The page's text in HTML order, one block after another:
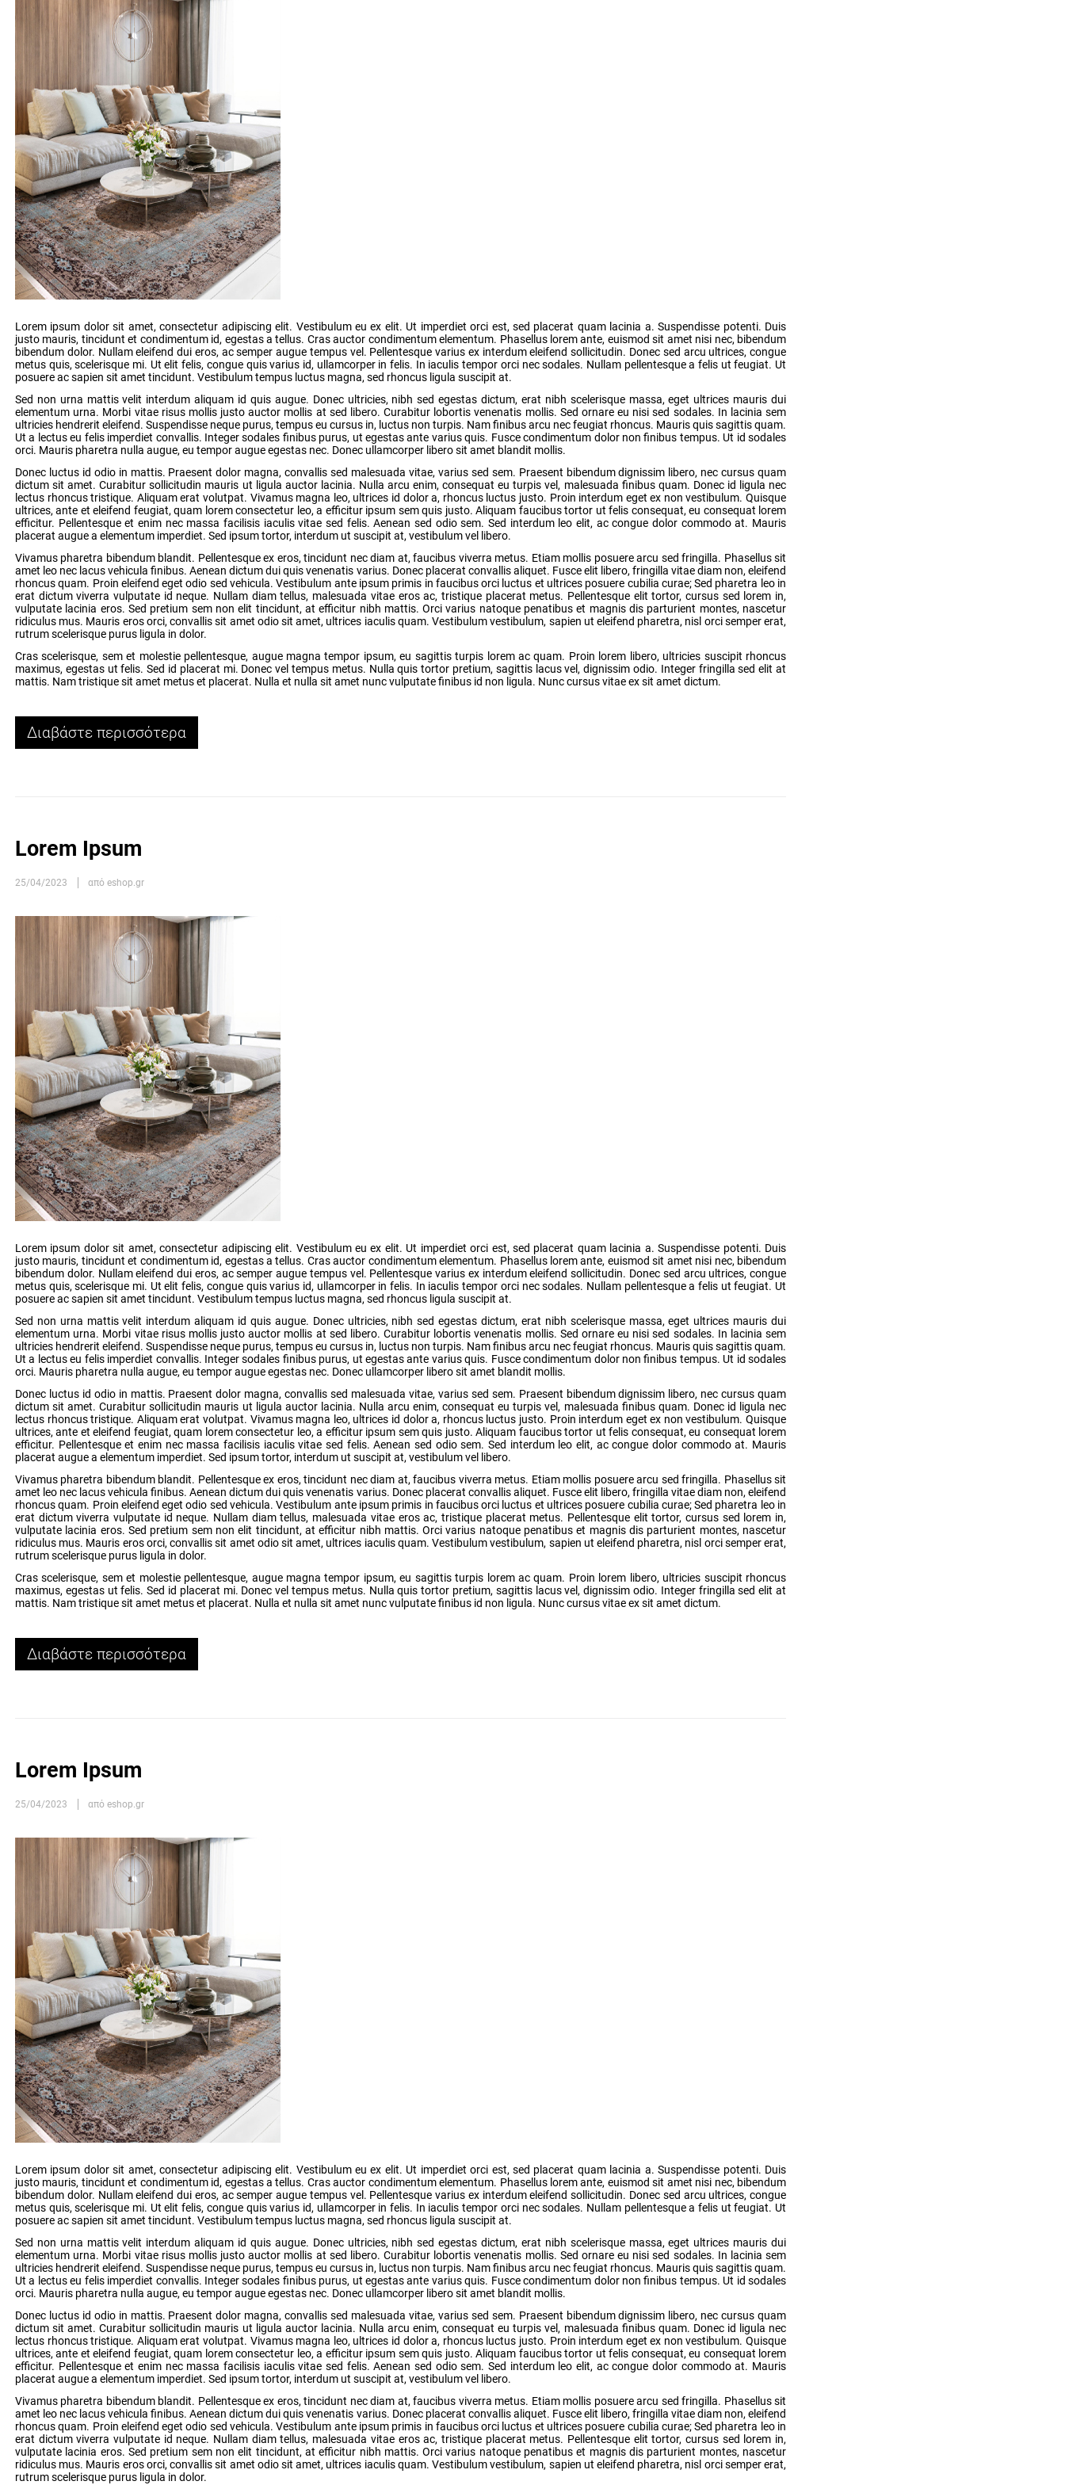
Lorem ipsum dolor sit amet, consectetur adipiscing elit. Vestibulum eu ex elit. Ut imperdiet orci est, sed placerat quam lacinia a. Suspendisse potenti. Duis
justo mauris, tincidunt et condimentum id, egestas a tellus. Cras auctor condimentum elementum. Phasellus lorem ante, euismod sit amet nisi nec, bibendum
bibendum dolor. Nullam eleifend dui eros, ac semper augue tempus vel. Pellentesque varius ex interdum eleifend sollicitudin. Donec sed arcu ultrices, congue
metus quis, scelerisque mi. Ut elit felis, congue quis varius id, ullamcorper in felis. In iaculis tempor orci nec sodales. Nullam pellentesque a felis ut feugiat. Ut
posuere ac sapien sit amet tincidunt. Vestibulum tempus luctus magna, sed rhoncus ligula suscipit at.
Sed non urna mattis velit interdum aliquam id quis augue. Donec ultricies, nibh sed egestas dictum, erat nibh scelerisque massa, eget ultrices mauris dui
elementum urna. Morbi vitae risus mollis justo auctor mollis at sed libero. Curabitur lobortis venenatis mollis. Sed ornare eu nisi sed sodales. In lacinia sem
ultricies hendrerit eleifend. Suspendisse neque purus, tempus eu cursus in, luctus non turpis. Nam finibus arcu nec feugiat rhoncus. Mauris quis sagittis quam.
Ut a lectus eu felis imperdiet convallis. Integer sodales finibus purus, ut egestas ante varius quis. Fusce condimentum dolor non finibus tempus. Ut id sodales
orci. Mauris pharetra nulla augue, eu tempor augue egestas nec. Donec ullamcorper libero sit amet blandit mollis.
Donec luctus id odio in mattis. Praesent dolor magna, convallis sed malesuada vitae, varius sed sem. Praesent bibendum dignissim libero, nec cursus quam
dictum sit amet. Curabitur sollicitudin mauris ut ligula auctor lacinia. Nulla arcu enim, consequat eu turpis vel, malesuada finibus quam. Donec id ligula nec
lectus rhoncus tristique. Aliquam erat volutpat. Vivamus magna leo, ultrices id dolor a, rhoncus luctus justo. Proin interdum eget ex non vestibulum. Quisque
ultrices, ante et eleifend feugiat, quam lorem consectetur leo, a efficitur ipsum sem quis justo. Aliquam faucibus tortor ut felis consequat, eu consequat lorem
efficitur. Pellentesque et enim nec massa facilisis iaculis vitae sed felis. Aenean sed odio sem. Sed interdum leo elit, ac congue dolor commodo at. Mauris
placerat augue a elementum imperdiet. Sed ipsum tortor, interdum ut suscipit at, vestibulum vel libero.
Vivamus pharetra bibendum blandit. Pellentesque ex eros, tincidunt nec diam at, faucibus viverra metus. Etiam mollis posuere arcu sed fringilla. Phasellus sit
amet leo nec lacus vehicula finibus. Aenean dictum dui quis venenatis varius. Donec placerat convallis aliquet. Fusce elit libero, fringilla vitae diam non, eleifend
rhoncus quam. Proin eleifend eget odio sed vehicula. Vestibulum ante ipsum primis in faucibus orci luctus et ultrices posuere cubilia curae; Sed pharetra leo in
erat dictum viverra vulputate id neque. Nullam diam tellus, malesuada vitae eros ac, tristique placerat metus. Pellentesque elit tortor, cursus sed lorem in,
vulputate lacinia eros. Sed pretium sem non elit tincidunt, at efficitur nibh mattis. Orci varius natoque penatibus et magnis dis parturient montes, nascetur
ridiculus mus. Mauris eros orci, convallis sit amet odio sit amet, ultrices iaculis quam. Vestibulum vestibulum, sapien ut eleifend pharetra, nisl orci semper erat,
rutrum scelerisque purus ligula in dolor.
Cras scelerisque, sem et molestie pellentesque, augue magna tempor ipsum, eu sagittis turpis lorem ac quam. Proin lorem libero, ultricies suscipit rhoncus
maximus, egestas ut felis. Sed id placerat mi. Donec vel tempus metus. Nulla quis tortor pretium, sagittis lacus vel, dignissim odio. Integer fringilla sed elit at
mattis. Nam tristique sit amet metus et placerat. Nulla et nulla sit amet nunc vulputate finibus id non ligula. Nunc cursus vitae ex sit amet dictum.
Διαβάστε περισσότερα
Lorem Ipsum
25/04/2023 από eshop.gr
Lorem ipsum dolor sit amet, consectetur adipiscing elit. Vestibulum eu ex elit. Ut imperdiet orci est, sed placerat quam lacinia a. Suspendisse potenti. Duis
justo mauris, tincidunt et condimentum id, egestas a tellus. Cras auctor condimentum elementum. Phasellus lorem ante, euismod sit amet nisi nec, bibendum
bibendum dolor. Nullam eleifend dui eros, ac semper augue tempus vel. Pellentesque varius ex interdum eleifend sollicitudin. Donec sed arcu ultrices, congue
metus quis, scelerisque mi. Ut elit felis, congue quis varius id, ullamcorper in felis. In iaculis tempor orci nec sodales. Nullam pellentesque a felis ut feugiat. Ut
posuere ac sapien sit amet tincidunt. Vestibulum tempus luctus magna, sed rhoncus ligula suscipit at.
Sed non urna mattis velit interdum aliquam id quis augue. Donec ultricies, nibh sed egestas dictum, erat nibh scelerisque massa, eget ultrices mauris dui
elementum urna. Morbi vitae risus mollis justo auctor mollis at sed libero. Curabitur lobortis venenatis mollis. Sed ornare eu nisi sed sodales. In lacinia sem
ultricies hendrerit eleifend. Suspendisse neque purus, tempus eu cursus in, luctus non turpis. Nam finibus arcu nec feugiat rhoncus. Mauris quis sagittis quam.
Ut a lectus eu felis imperdiet convallis. Integer sodales finibus purus, ut egestas ante varius quis. Fusce condimentum dolor non finibus tempus. Ut id sodales
orci. Mauris pharetra nulla augue, eu tempor augue egestas nec. Donec ullamcorper libero sit amet blandit mollis.
Donec luctus id odio in mattis. Praesent dolor magna, convallis sed malesuada vitae, varius sed sem. Praesent bibendum dignissim libero, nec cursus quam
dictum sit amet. Curabitur sollicitudin mauris ut ligula auctor lacinia. Nulla arcu enim, consequat eu turpis vel, malesuada finibus quam. Donec id ligula nec
lectus rhoncus tristique. Aliquam erat volutpat. Vivamus magna leo, ultrices id dolor a, rhoncus luctus justo. Proin interdum eget ex non vestibulum. Quisque
ultrices, ante et eleifend feugiat, quam lorem consectetur leo, a efficitur ipsum sem quis justo. Aliquam faucibus tortor ut felis consequat, eu consequat lorem
efficitur. Pellentesque et enim nec massa facilisis iaculis vitae sed felis. Aenean sed odio sem. Sed interdum leo elit, ac congue dolor commodo at. Mauris
placerat augue a elementum imperdiet. Sed ipsum tortor, interdum ut suscipit at, vestibulum vel libero.
Vivamus pharetra bibendum blandit. Pellentesque ex eros, tincidunt nec diam at, faucibus viverra metus. Etiam mollis posuere arcu sed fringilla. Phasellus sit
amet leo nec lacus vehicula finibus. Aenean dictum dui quis venenatis varius. Donec placerat convallis aliquet. Fusce elit libero, fringilla vitae diam non, eleifend
rhoncus quam. Proin eleifend eget odio sed vehicula. Vestibulum ante ipsum primis in faucibus orci luctus et ultrices posuere cubilia curae; Sed pharetra leo in
erat dictum viverra vulputate id neque. Nullam diam tellus, malesuada vitae eros ac, tristique placerat metus. Pellentesque elit tortor, cursus sed lorem in,
vulputate lacinia eros. Sed pretium sem non elit tincidunt, at efficitur nibh mattis. Orci varius natoque penatibus et magnis dis parturient montes, nascetur
ridiculus mus. Mauris eros orci, convallis sit amet odio sit amet, ultrices iaculis quam. Vestibulum vestibulum, sapien ut eleifend pharetra, nisl orci semper erat,
rutrum scelerisque purus ligula in dolor.
Cras scelerisque, sem et molestie pellentesque, augue magna tempor ipsum, eu sagittis turpis lorem ac quam. Proin lorem libero, ultricies suscipit rhoncus
maximus, egestas ut felis. Sed id placerat mi. Donec vel tempus metus. Nulla quis tortor pretium, sagittis lacus vel, dignissim odio. Integer fringilla sed elit at
mattis. Nam tristique sit amet metus et placerat. Nulla et nulla sit amet nunc vulputate finibus id non ligula. Nunc cursus vitae ex sit amet dictum.
Διαβάστε περισσότερα
Lorem Ipsum
25/04/2023 από eshop.gr
Lorem ipsum dolor sit amet, consectetur adipiscing elit. Vestibulum eu ex elit. Ut imperdiet orci est, sed placerat quam lacinia a. Suspendisse potenti. Duis
justo mauris, tincidunt et condimentum id, egestas a tellus. Cras auctor condimentum elementum. Phasellus lorem ante, euismod sit amet nisi nec, bibendum
bibendum dolor. Nullam eleifend dui eros, ac semper augue tempus vel. Pellentesque varius ex interdum eleifend sollicitudin. Donec sed arcu ultrices, congue
metus quis, scelerisque mi. Ut elit felis, congue quis varius id, ullamcorper in felis. In iaculis tempor orci nec sodales. Nullam pellentesque a felis ut feugiat. Ut
posuere ac sapien sit amet tincidunt. Vestibulum tempus luctus magna, sed rhoncus ligula suscipit at.
Sed non urna mattis velit interdum aliquam id quis augue. Donec ultricies, nibh sed egestas dictum, erat nibh scelerisque massa, eget ultrices mauris dui
elementum urna. Morbi vitae risus mollis justo auctor mollis at sed libero. Curabitur lobortis venenatis mollis. Sed ornare eu nisi sed sodales. In lacinia sem
ultricies hendrerit eleifend. Suspendisse neque purus, tempus eu cursus in, luctus non turpis. Nam finibus arcu nec feugiat rhoncus. Mauris quis sagittis quam.
Ut a lectus eu felis imperdiet convallis. Integer sodales finibus purus, ut egestas ante varius quis. Fusce condimentum dolor non finibus tempus. Ut id sodales
orci. Mauris pharetra nulla augue, eu tempor augue egestas nec. Donec ullamcorper libero sit amet blandit mollis.
Donec luctus id odio in mattis. Praesent dolor magna, convallis sed malesuada vitae, varius sed sem. Praesent bibendum dignissim libero, nec cursus quam
dictum sit amet. Curabitur sollicitudin mauris ut ligula auctor lacinia. Nulla arcu enim, consequat eu turpis vel, malesuada finibus quam. Donec id ligula nec
lectus rhoncus tristique. Aliquam erat volutpat. Vivamus magna leo, ultrices id dolor a, rhoncus luctus justo. Proin interdum eget ex non vestibulum. Quisque
ultrices, ante et eleifend feugiat, quam lorem consectetur leo, a efficitur ipsum sem quis justo. Aliquam faucibus tortor ut felis consequat, eu consequat lorem
efficitur. Pellentesque et enim nec massa facilisis iaculis vitae sed felis. Aenean sed odio sem. Sed interdum leo elit, ac congue dolor commodo at. Mauris
placerat augue a elementum imperdiet. Sed ipsum tortor, interdum ut suscipit at, vestibulum vel libero.
Vivamus pharetra bibendum blandit. Pellentesque ex eros, tincidunt nec diam at, faucibus viverra metus. Etiam mollis posuere arcu sed fringilla. Phasellus sit
amet leo nec lacus vehicula finibus. Aenean dictum dui quis venenatis varius. Donec placerat convallis aliquet. Fusce elit libero, fringilla vitae diam non, eleifend
rhoncus quam. Proin eleifend eget odio sed vehicula. Vestibulum ante ipsum primis in faucibus orci luctus et ultrices posuere cubilia curae; Sed pharetra leo in
erat dictum viverra vulputate id neque. Nullam diam tellus, malesuada vitae eros ac, tristique placerat metus. Pellentesque elit tortor, cursus sed lorem in,
vulputate lacinia eros. Sed pretium sem non elit tincidunt, at efficitur nibh mattis. Orci varius natoque penatibus et magnis dis parturient montes, nascetur
ridiculus mus. Mauris eros orci, convallis sit amet odio sit amet, ultrices iaculis quam. Vestibulum vestibulum, sapien ut eleifend pharetra, nisl orci semper erat,
rutrum scelerisque purus ligula in dolor.